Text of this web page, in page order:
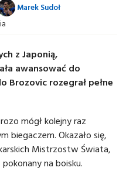
Marek Sudoł
z Japonią,
awansować do
Brozovic rozegrał pełne
mógł kolejny raz
biegaczem. Okazało się,
Mistrzostw Świata,
na boisku.